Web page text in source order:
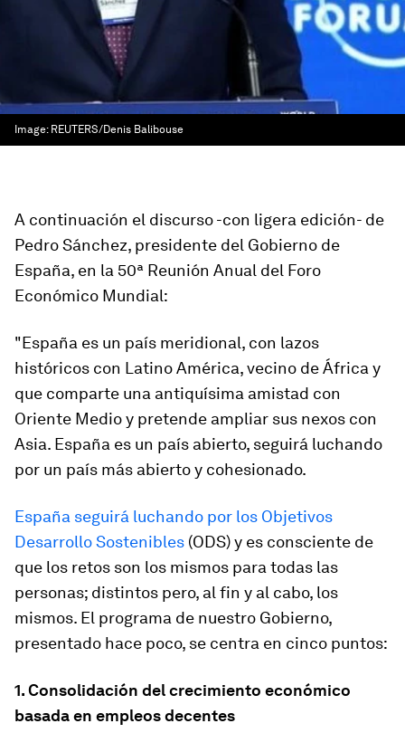
Image: REUTERS/Denis Balibouse
A continuación el discurso -con ligera edición- de
Pedro Sánchez, presidente del Gobierno de
España, en la 50ª Reunión Anual del Foro
Económico Mundial:
"España es un país meridional, con lazos
históricos con Latino América, vecino de África y
que comparte una antiquísima amistad con
Oriente Medio y pretende ampliar sus nexos con
Asia. España es un país abierto, seguirá luchando
por un país más abierto y cohesionado.
España seguirá luchando por los Objetivos
Desarrollo Sostenibles (ODS) y es consciente de
que los retos son los mismos para todas las
personas; distintos pero, al fin y al cabo, los
mismos. El programa de nuestro Gobierno,
presentado hace poco, se centra en cinco puntos:
1. Consolidación del crecimiento económico
basada en empleos decentes